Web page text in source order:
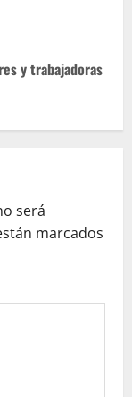
y trabajadoras
será
marcados